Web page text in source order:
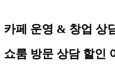
카페 운영 & 창업 상
쇼룸 방문 상담 할인